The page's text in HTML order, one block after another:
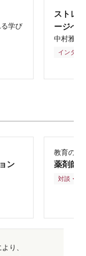
学び
ストレ
ージへ
中村雅俊
インタビ
ン
教育の再
薬剤師
対談・座
り、